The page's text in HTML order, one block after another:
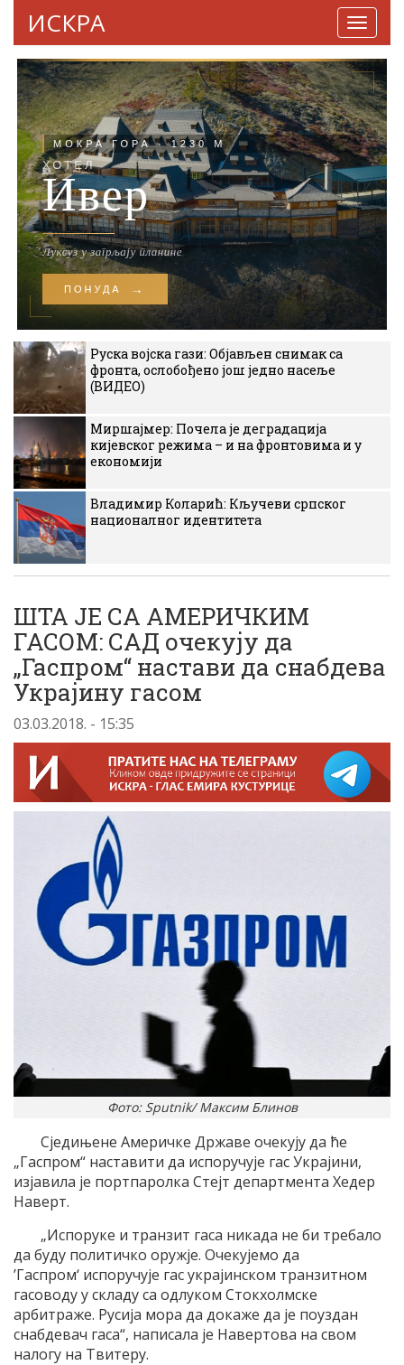
ИСКРА
Руска војска гази: Објављен снимак са
фронта, ослобођено још једно насеље
(ВИДЕО)
Миршајмер: Почела је деградација
кијевског режима – и на фронтовима и у
економији
Владимир Коларић: Кључеви српског
националног идентитета
ШТА ЈЕ СА АМЕРИЧКИМ
ГАСОМ: САД очекују да
„Гаспром“ настави да снабдева
Украјину гасом
03.03.2018. - 15:35
Фото: Sputnik/ Максим Блинов
Сједињене Америчке Државе очекују да ће
„Гаспром“ наставити да испоручује гас Украјини,
изјавила је портпаролка Стејт департмента Хедер
Наверт.
„Испоруке и транзит гаса никада не би требало
да буду политичко оружје. Очекујемо да
’Гаспром‘ испоручује гас украјинском транзитном
гасоводу у складу са одлуком Стокхолмске
арбитраже. Русија мора да докаже да је поуздан
снабдевач гаса“, написала је Навертова на свом
налогу на Твитеру.